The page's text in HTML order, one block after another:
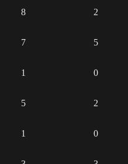
8 2
7 5
1 0
5 2
1 0